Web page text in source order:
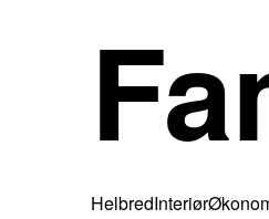
HelbredInteriør